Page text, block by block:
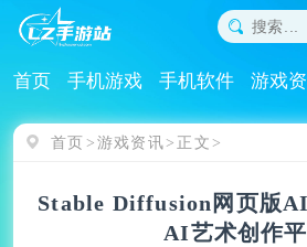
首页 手机游戏 手机软件 游戏
首页 游戏资讯 正文
Stable Diffusion网页版
AI艺术创作